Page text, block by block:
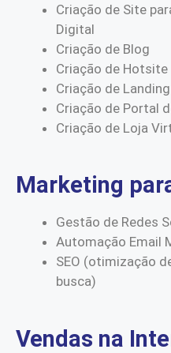
Criação de Site
Digital
Criação de Blog
Criação de Hotsite
Criação de
Criação de Portal
Criação de Loja
Marketing
Gestão de Redes
Automação Email
SEO (otimização
busca)
Vendas na